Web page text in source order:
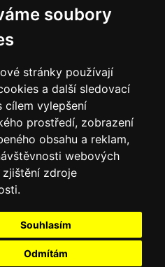
soubory
stránky používají
a další sledovací
cílem vylepšení
prostředí, zobrazení
obsahu a reklam,
webových
zjištění zdroje
Souhlasím
Odmítám